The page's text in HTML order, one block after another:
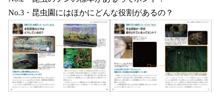
No.3・昆虫園にはほかにどんな役割があるの？